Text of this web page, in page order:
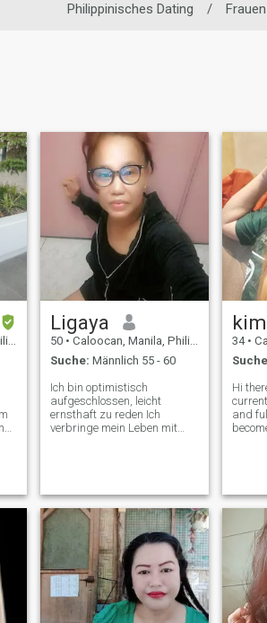
Philippinisches Dating / Frauen
Ligaya
50 • Caloocan, Manila, Philippinen
Suche: Männlich 55 - 60
Ich bin optimistisch
aufgeschlossen, leicht
ernsthaft zu reden Ich
verbringe mein Leben mit
Apps an, um meinen Partner
für immer zu finden. Ich
arbeite in einer lokalen
Agentur hier in manila als
Executive Assistant HR mein
Leben ist Arbeitshaus
Manchmal gehe ich
einkaufen für meine
Bedürfnisse Ich verbringe
meine Zeit jeden Tag zur
34 •
Hi
and
more,